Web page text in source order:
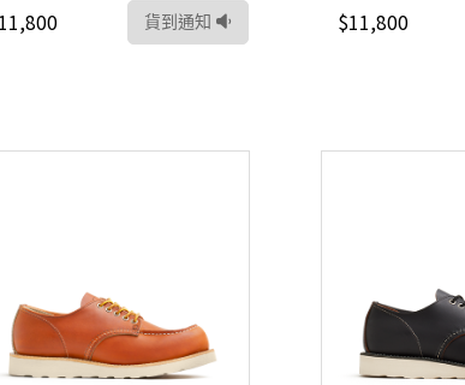
貨到通知 $11,800